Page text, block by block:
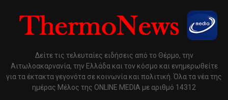
Δείτε τις τελευταίες ειδήσεις από το Θέρμο, την
Αιτωλοακαρνανία, την Ελλάδα και τον κόσμο και ενημερωθείτε
για τα έκτακτα γεγονότα σε κοινωνία και πολιτική. Όλα τα νέα της
ημέρας Μέλος της ONLINE MEDIA με αριθμό 14312